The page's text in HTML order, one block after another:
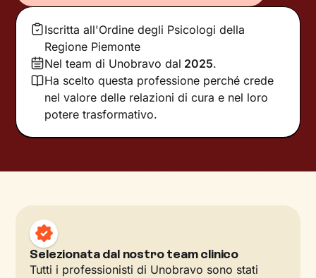
Iscritta all'Ordine degli Psicologi della
Regione Piemonte
Nel team di Unobravo dal 2025.
Ha scelto questa professione perché crede
nel valore delle relazioni di cura e nel loro
potere trasformativo.
Selezionata dal nostro team clinico
Tutti i professionisti di Unobravo sono stati